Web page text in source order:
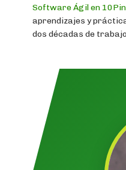
Software Ágil en
aprendizajes y
dos décadas de